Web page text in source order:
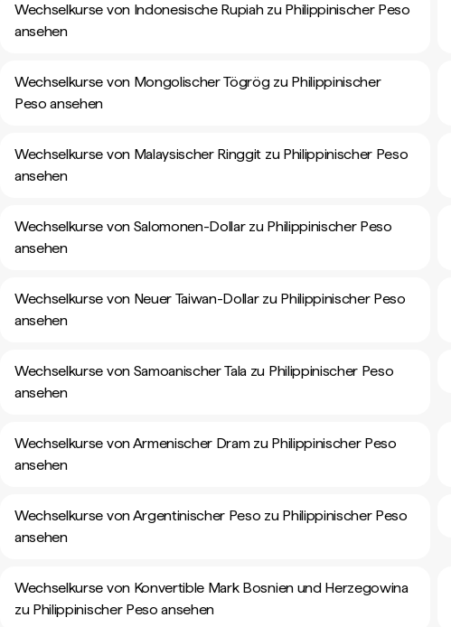
Wechselkurse von Indonesische Rupiah zu Philippinischer Peso
ansehen
Wechselkurse von Mongolischer Tögrög zu Philippinischer
Peso ansehen
Wechselkurse von Malaysischer Ringgit zu Philippinischer Peso
ansehen
Wechselkurse von Salomonen-Dollar zu Philippinischer Peso
ansehen
Wechselkurse von Neuer Taiwan-Dollar zu Philippinischer Peso
ansehen
Wechselkurse von Samoanischer Tala zu Philippinischer Peso
ansehen
Wechselkurse von Armenischer Dram zu Philippinischer Peso
ansehen
Wechselkurse von Argentinischer Peso zu Philippinischer Peso
ansehen
Wechselkurse von Konvertible Mark Bosnien und Herzegowina
zu Philippinischer Peso ansehen